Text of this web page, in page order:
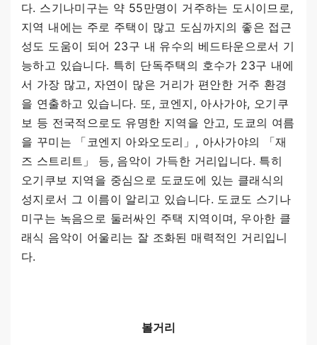
다. 스기나미구는 약 55만명이 거주하는 도시이므로,
지역 내에는 주로 주택이 많고 도심까지의 좋은 접근
성도 도움이 되어 23구 내 유수의 베드타운으로서 기
능하고 있습니다. 특히 단독주택의 호수가 23구 내에
서 가장 많고, 자연이 많은 거리가 편안한 거주 환경
을 연출하고 있습니다. 또, 코엔지, 아사가야, 오기쿠
보 등 전국적으로도 유명한 지역을 안고, 도쿄의 여름
을 꾸미는 「코엔지 아와오도리」, 아사가야의 「재
즈 스트리트」 등, 음악이 가득한 거리입니다. 특히
오기쿠보 지역을 중심으로 도쿄도에 있는 클래식의
성지로서 그 이름이 알리고 있습니다. 도쿄도 스기나
미구는 녹음으로 둘러싸인 주택 지역이며, 우아한 클
래식 음악이 어울리는 잘 조화된 매력적인 거리입니
다.
볼거리